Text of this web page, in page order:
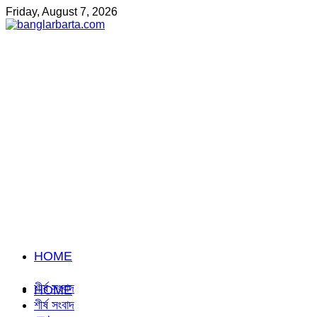
Friday, August 7, 2026
HOME
শীর্ষ সংবাদ
HOME
শীর্ষ সংবাদ